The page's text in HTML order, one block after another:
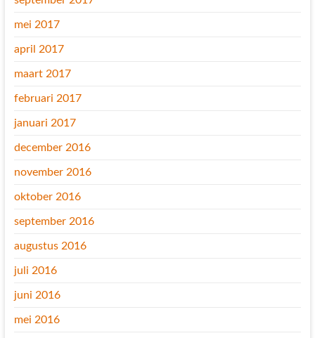
mei 2017
april 2017
maart 2017
februari 2017
januari 2017
december 2016
november 2016
oktober 2016
september 2016
augustus 2016
juli 2016
juni 2016
mei 2016